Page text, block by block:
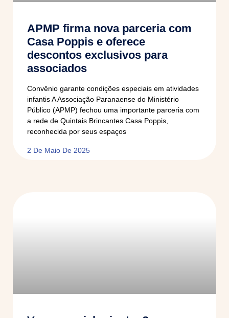
APMP firma nova parceria com
Casa Poppis e oferece
descontos exclusivos para
associados
Convênio garante condições especiais em atividades
infantis A Associação Paranaense do Ministério
Público (APMP) fechou uma importante parceria com
a rede de Quintais Brincantes Casa Poppis,
reconhecida por seus espaços
2 De Maio De 2025